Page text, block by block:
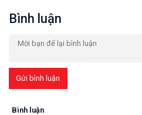
Bình luận
Gửi bình luận
Bình luận